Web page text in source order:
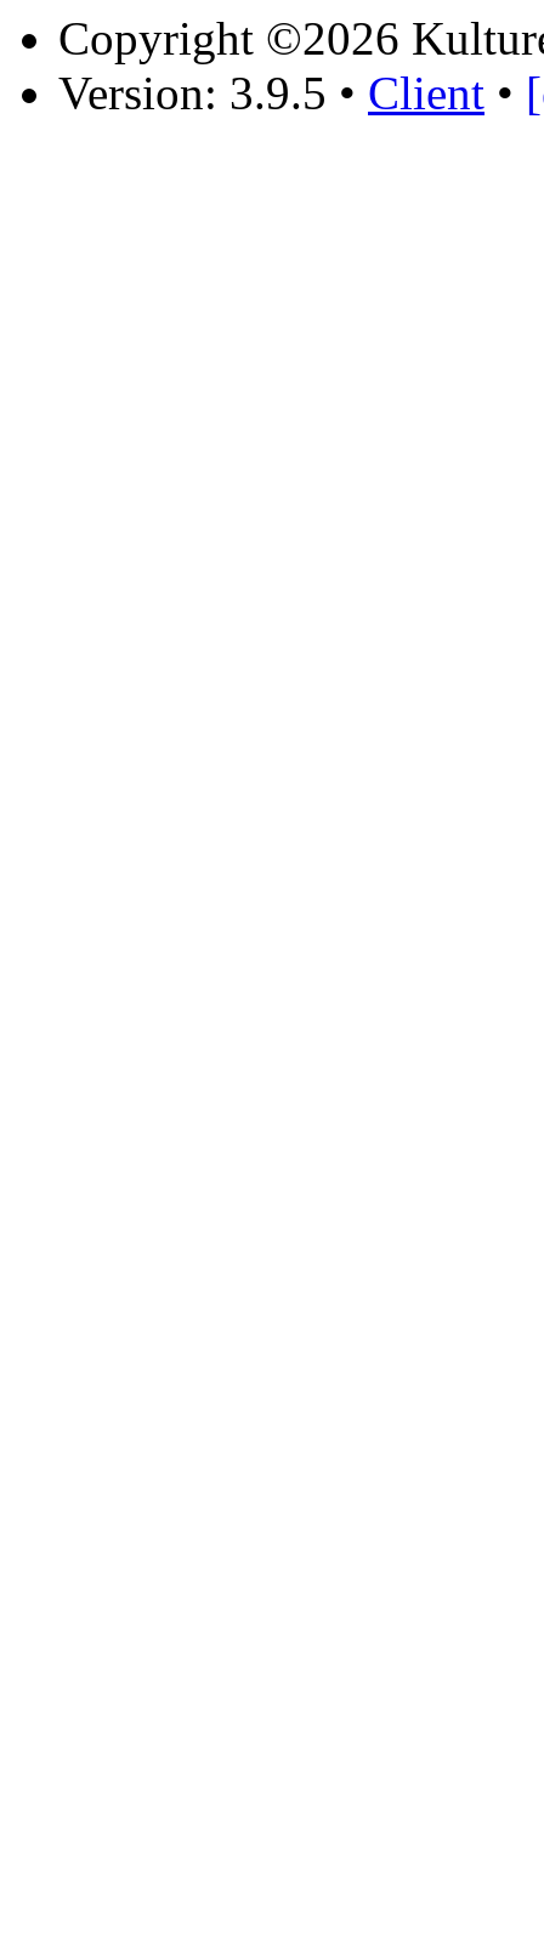
Copyright ©2026
Version: 3.9.5 • Client •